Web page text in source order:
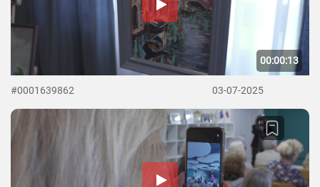
00:00:13
#0001639862 03-07-2025